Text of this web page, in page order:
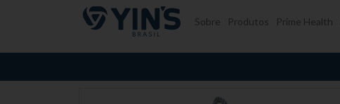
Pular para o conteúdo Sobre Produtos Prime Health